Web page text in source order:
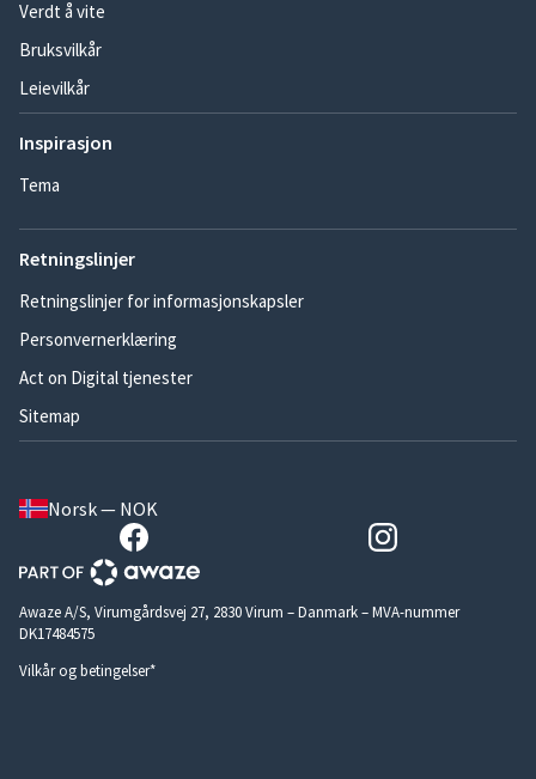
Verdt å vite
Bruksvilkår
Leievilkår
Inspirasjon
Tema
Retningslinjer
Retningslinjer for informasjonskapsler
Personvernerklæring
Act on Digital tjenester
Sitemap
Norsk — NOK
Awaze A/S, Virumgårdsvej 27, 2830 Virum – Danmark – MVA-nummer
DK17484575
Vilkår og betingelser*